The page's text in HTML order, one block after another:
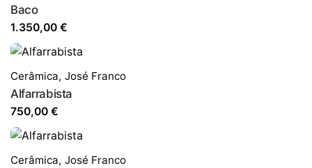
Baco
1.350,00 €
Cerâmica, José Franco
Alfarrabista
750,00 €
Cerâmica, José Franco